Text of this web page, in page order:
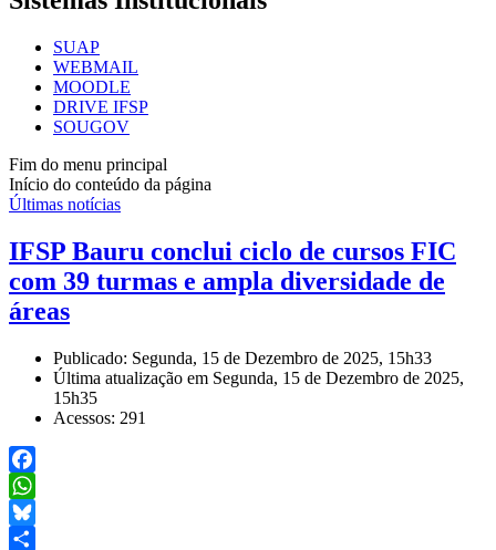
SUAP
WEBMAIL
MOODLE
DRIVE IFSP
SOUGOV
Fim do menu principal
Início do conteúdo da página
Últimas notícias
IFSP Bauru conclui ciclo de cursos FIC
com 39 turmas e ampla diversidade de
áreas
Publicado: Segunda, 15 de Dezembro de 2025, 15h33
Última atualização em Segunda, 15 de Dezembro de 2025,
15h35
Acessos: 291
Facebook
WhatsApp
Bluesky